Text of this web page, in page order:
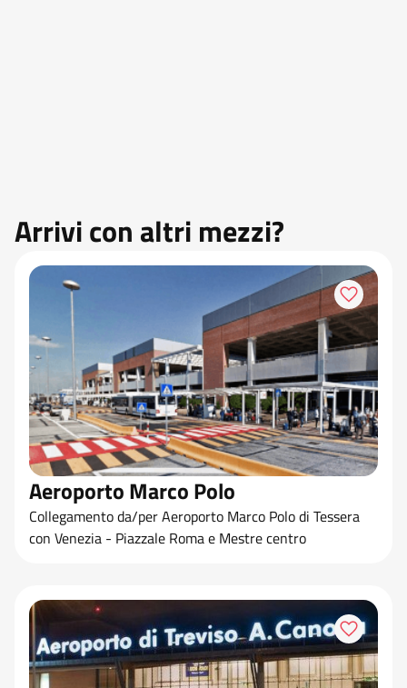
Arrivi con altri mezzi?
Aeroporto Marco Polo
Collegamento da/per Aeroporto Marco Polo di Tessera
con Venezia - Piazzale Roma e Mestre centro